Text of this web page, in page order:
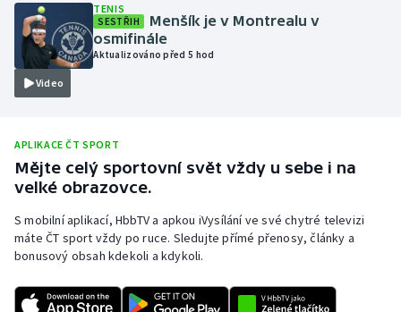
Plavání
Plážový volejbal
Rychlobruslení
Rychlostní kanoistika
Short track
Sportovní střelba
Video
TENIS
SESTŘIH
Menšík je v Montrealu v
osmifinále
Aktualizováno před 5 hod
APLIKACE ČT SPORT
Mějte celý sportovní svět vždy u sebe i na
velké obrazovce.
S mobilní aplikací, HbbTV a apkou iVysílání ve své chytré televizi
máte ČT sport vždy po ruce. Sledujte přímé přenosy, články a
bonusový obsah kdekoli a kdykoli.